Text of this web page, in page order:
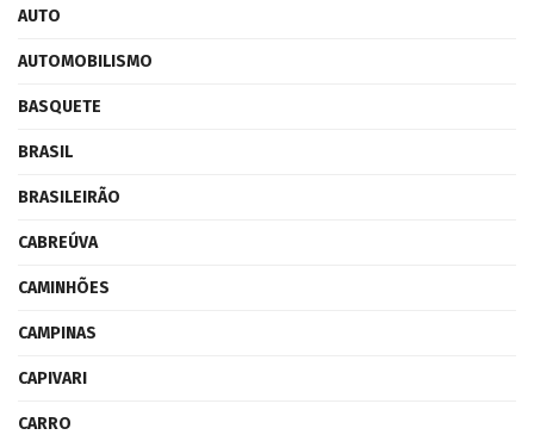
AUTO
AUTOMOBILISMO
BASQUETE
BRASIL
BRASILEIRÃO
CABREÚVA
CAMINHÕES
CAMPINAS
CAPIVARI
CARRO